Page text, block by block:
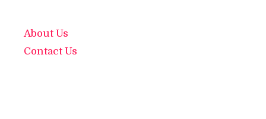
About Us
Contact Us